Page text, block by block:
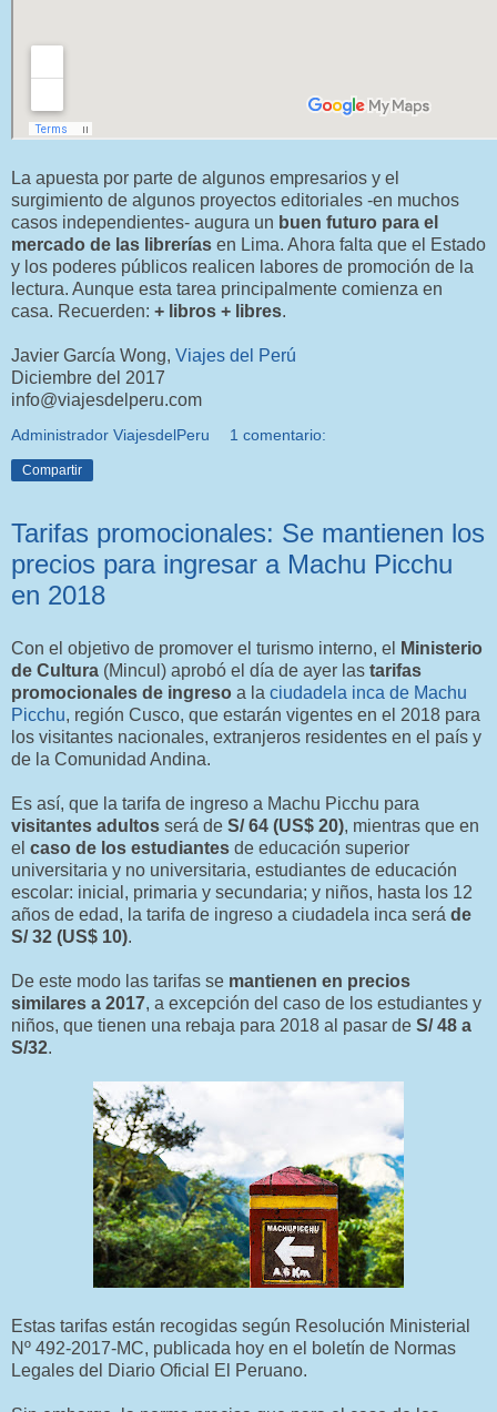
La apuesta por parte de algunos empresarios y el
surgimiento de algunos proyectos editoriales -en muchos
casos independientes- augura un buen futuro para el
mercado de las librerías en Lima. Ahora falta que el Estado
y los poderes públicos realicen labores de promoción de la
lectura. Aunque esta tarea principalmente comienza en
casa. Recuerden: + libros + libres.
Javier García Wong, Viajes del Perú
Diciembre del 2017
info@viajesdelperu.com
Administrador ViajesdelPeru 1 comentario:
Compartir
Tarifas promocionales: Se mantienen los
precios para ingresar a Machu Picchu
en 2018
Con el objetivo de promover el turismo interno, el
Ministerio
de Cultura (Mincul) aprobó el día de ayer las tarifas
promocionales de ingreso a la ciudadela inca de Machu
Picchu, región Cusco, que estarán vigentes en el 2018 para
los visitantes nacionales, extranjeros residentes en el país y
de la Comunidad Andina.
Es así, que la tarifa de ingreso a Machu Picchu para
visitantes adultos será de S/ 64 (US$ 20), mientras que en
el caso de los estudiantes de educación superior
universitaria y no universitaria, estudiantes de educación
escolar: inicial, primaria y secundaria; y niños, hasta los 12
años de edad, la tarifa de ingreso a ciudadela inca será de
S/ 32 (US$ 10).
De este modo las tarifas se mantienen en precios
similares a 2017, a excepción del caso de los estudiantes y
niños, que tienen una rebaja para 2018 al pasar de S/ 48 a
S/32.
Estas tarifas están recogidas según Resolución Ministerial
Nº 492-2017-MC, publicada hoy en el boletín de Normas
Legales del Diario Oficial El Peruano.